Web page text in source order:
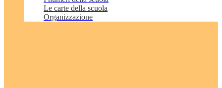
Le carte della scuola
Organizzazione